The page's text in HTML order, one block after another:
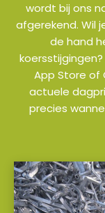
wordt bij ons
afgerekend. Wil
de hand
App Store of
actuele
precies
a